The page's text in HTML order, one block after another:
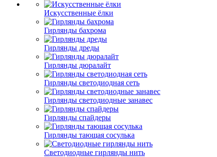
Искусственные ёлки
Гирлянды бахрома
Гирлянды дреды
Гирлянды дюралайт
Гирлянды светодиодная сеть
Гирлянды светодиодные занавес
Гирлянды спайдеры
Гирлянды тающая сосулька
Светодиодные гирлянды нить